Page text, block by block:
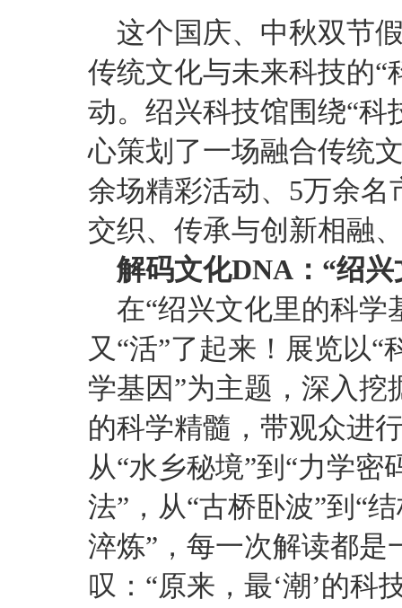
这个国庆、中秋双节
传统文化与未来科技的“
动。绍兴科技馆围绕“科
心策划了一场融合传统
余场精彩活动、5万余
交织、传承与创新相融
解码文化DNA：“绍
在“绍兴文化里的科学
又“活”了起来！展览以
学基因”为主题，深入
的科学精髓，带观众进
从“水乡秘境”到“力学密
法”，从“古桥卧波”到“
淬炼”，每一次解读都
叹：“原来，最‘潮’的科